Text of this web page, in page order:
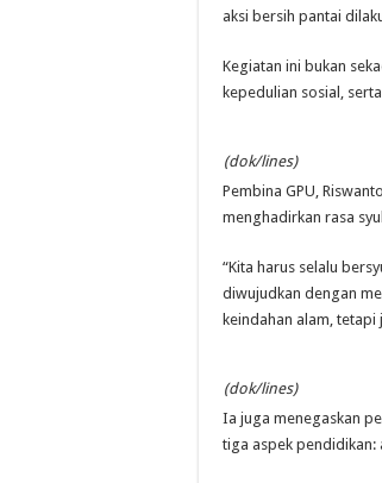
aksi bersih pantai
Kegiatan ini bukan
kepedulian sosial,
(dok/lines)
Pembina GPU,
menghadirkan rasa
“Kita harus selalu
diwujudkan dengan
keindahan alam, tetapi
(dok/lines)
Ia juga menegaskan
tiga aspek pendidikan: